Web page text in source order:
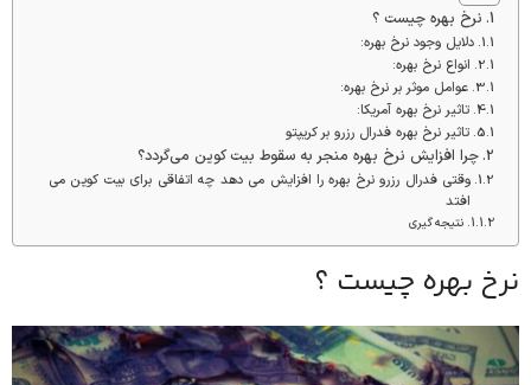
نرخ بهره چیست ؟
دلایل وجود نرخ بهره:
انواع نرخ بهره:
عوامل موثر بر نرخ بهره:
تاثیر نرخ بهره آمریکا:
تاثیر نرخ بهره فدرال رزرو بر کریپتو
چرا افزایش نرخ بهره منجر به سقوط بیت کوین می‌گردد؟
وقتی فدرال رزرو نرخ بهره را افزایش می دهد چه اتفاقی برای بیت کوین می
افتد
نتیجه گیری
نرخ بهره چیست ؟